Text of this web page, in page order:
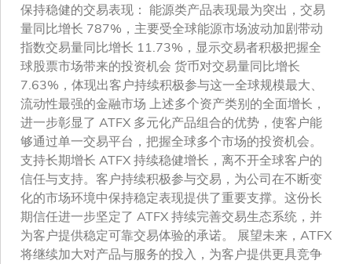
保持稳健的交易表现： 能源类产品表现最为突出，交易
量同比增长 787%，主要受全球能源市场波动加剧带动
指数交易量同比增长 11.73%，显示交易者积极把握全
球股票市场带来的投资机会 货币对交易量同比增长
7.63%，体现出客户持续积极参与这一全球规模最大、
流动性最强的金融市场 上述多个资产类别的全面增长，
进一步彰显了 ATFX 多元化产品组合的优势，使客户能
够通过单一交易平台，把握全球多个市场的投资机会。
支持长期增长 ATFX 持续稳健增长，离不开全球客户的
信任与支持。客户持续积极参与交易，为公司在不断变
化的市场环境中保持稳定表现提供了重要支撑。这份长
期信任进一步坚定了 ATFX 持续完善交易生态系统，并
为客户提供稳定可靠交易体验的承诺。 展望未来，ATFX
将继续加大对产品与服务的投入，为客户提供更具竞争